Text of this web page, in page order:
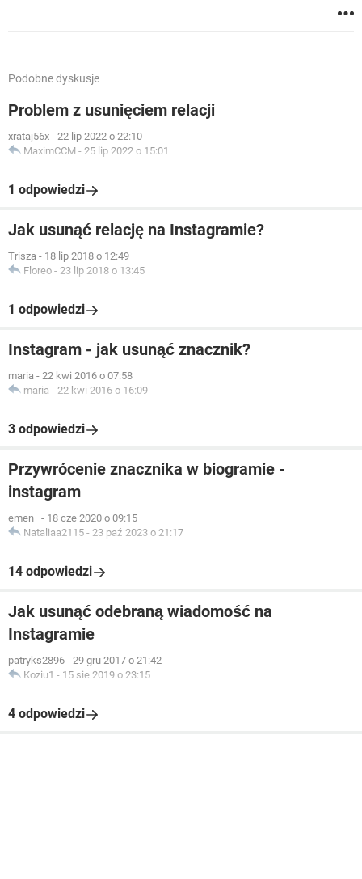
Podobne dyskusje
Problem z usunięciem relacji
xrataj56x - 22 lip 2022 o 22:10
MaximCCM - 25 lip 2022 o 15:01
1 odpowiedzi
Jak usunąć relację na Instagramie?
Trisza - 18 lip 2018 o 12:49
Floreo - 23 lip 2018 o 13:45
1 odpowiedzi
Instagram - jak usunąć znacznik?
maria - 22 kwi 2016 o 07:58
maria - 22 kwi 2016 o 16:09
3 odpowiedzi
Przywrócenie znacznika w biogramie -
instagram
emen_ - 18 cze 2020 o 09:15
Nataliaa2115 - 23 paź 2023 o 21:17
14 odpowiedzi
Jak usunąć odebraną wiadomość na
Instagramie
patryks2896 - 29 gru 2017 o 21:42
Koziu1 - 15 sie 2019 o 23:15
4 odpowiedzi